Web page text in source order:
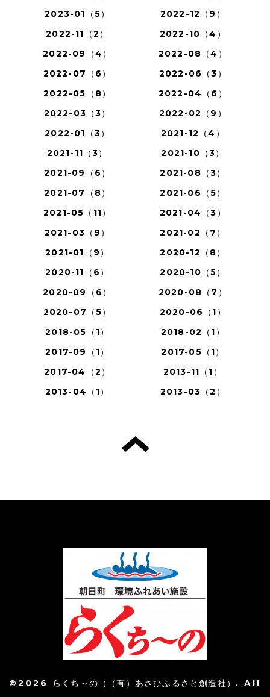
2023-01（5）
2022-12（9）
2022-11（2）
2022-10（4）
2022-09（4）
2022-08（4）
2022-07（6）
2022-06（3）
2022-05（8）
2022-04（6）
2022-03（3）
2022-02（9）
2022-01（3）
2021-12（4）
2021-11（3）
2021-10（3）
2021-09（6）
2021-08（3）
2021-07（8）
2021-06（5）
2021-05（11）
2021-04（3）
2021-03（9）
2021-02（7）
2021-01（9）
2020-12（8）
2020-11（6）
2020-10（5）
2020-09（6）
2020-08（7）
2020-07（5）
2020-06（1）
2018-05（1）
2018-02（1）
2017-09（1）
2017-05（1）
2017-04（2）
2013-11（1）
2013-04（1）
2013-03（2）
©2026 らくち～の（（有）あさひふるさと創造社） . All